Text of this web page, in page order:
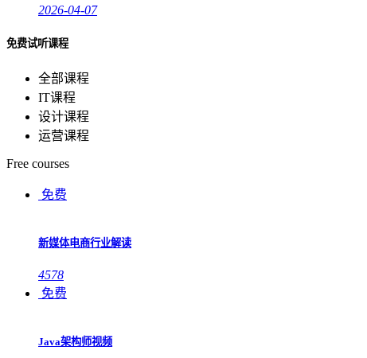
2026-04-07
免费试听课程
全部课程
IT课程
设计课程
运营课程
Free courses
免费
新媒体电商行业解读
4578
免费
Java架构师视频